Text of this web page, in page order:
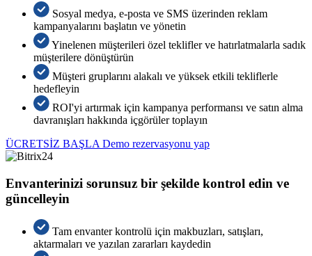
Sosyal medya, e-posta ve SMS üzerinden reklam
kampanyalarını başlatın ve yönetin
Yinelenen müşterileri özel teklifler ve hatırlatmalarla sadık
müşterilere dönüştürün
Müşteri gruplarını alakalı ve yüksek etkili tekliflerle
hedefleyin
ROI'yi artırmak için kampanya performansı ve satın alma
davranışları hakkında içgörüler toplayın
ÜCRETSİZ BAŞLA Demo rezervasyonu yap
Envanterinizi sorunsuz bir şekilde kontrol edin ve
güncelleyin
Tam envanter kontrolü için makbuzları, satışları,
aktarmaları ve yazılan zararları kaydedin